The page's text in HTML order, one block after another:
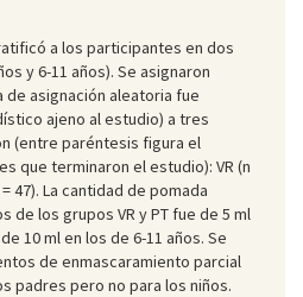
a los participantes en dos
y 6-11 años). Se asignaron
asignación aleatoria fue
ajeno al estudio) a tres
(entre paréntesis figura el
que terminaron el estudio): VR (n
= 47). La cantidad de pomada
de los grupos VR y PT fue de 5 ml
10 ml en los de 6-11 años. Se
de enmascaramiento parcial
padres pero no para los niños.